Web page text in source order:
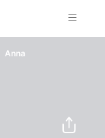
Anna